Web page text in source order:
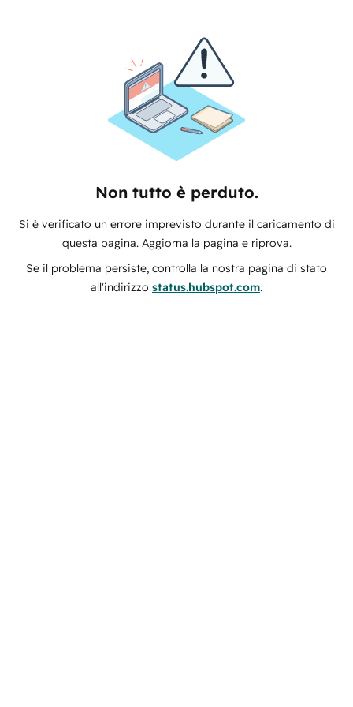
Non tutto è perduto.
Si è verificato un errore imprevisto durante il caricamento di
questa pagina. Aggiorna la pagina e riprova.
Se il problema persiste, controlla la nostra pagina di stato
all'indirizzo status.hubspot.com.